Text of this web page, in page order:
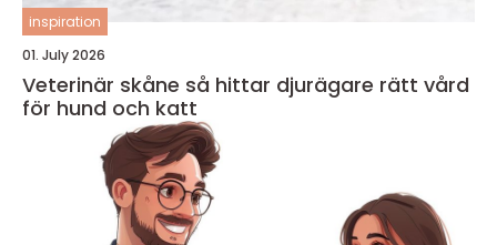
inspiration
01. July 2026
Veterinär skåne så hittar djurägare rätt vård
för hund och katt